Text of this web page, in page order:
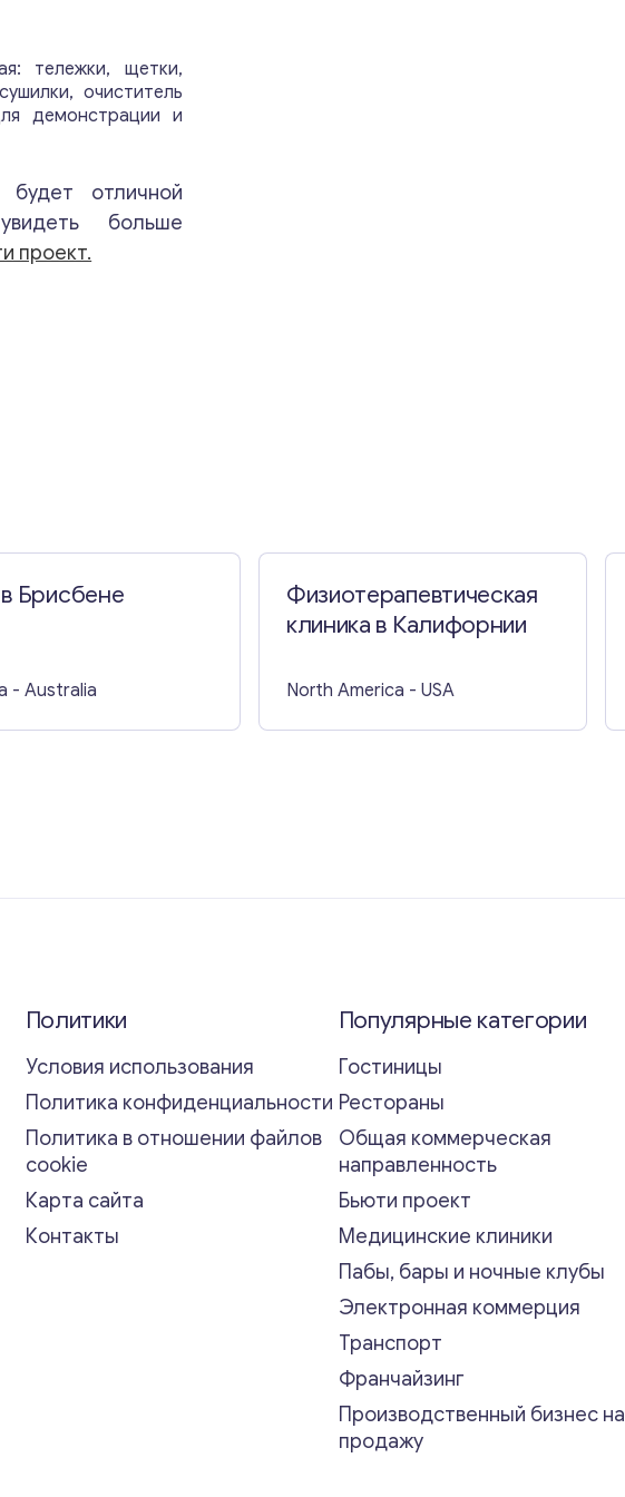
тележки, щетки,
очиститель
демонстрации и
будет отличной
больше
проект.
Брисбене
- Australia
Физиотерапевтическая
клиника в Калифорнии
North America - USA
Политики
Условия использования
Политика конфиденциальности
Политика в отношении файлов
cookie
Карта сайта
Контакты
Популярные категории
Гостиницы
Рестораны
Общая коммерческая
направленность
Бьюти проект
Медицинские клиники
Пабы, бары и ночные клубы
Электронная коммерция
Транспорт
Франчайзинг
Производственный бизнес на
продажу